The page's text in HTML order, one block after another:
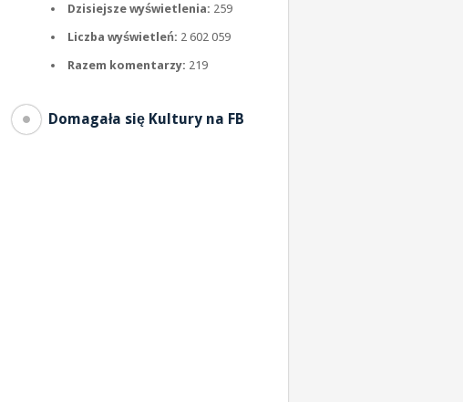
Dzisiejsze wyświetlenia: 259
Liczba wyświetleń: 2 602 059
Razem komentarzy: 219
Domagała się Kultury na FB